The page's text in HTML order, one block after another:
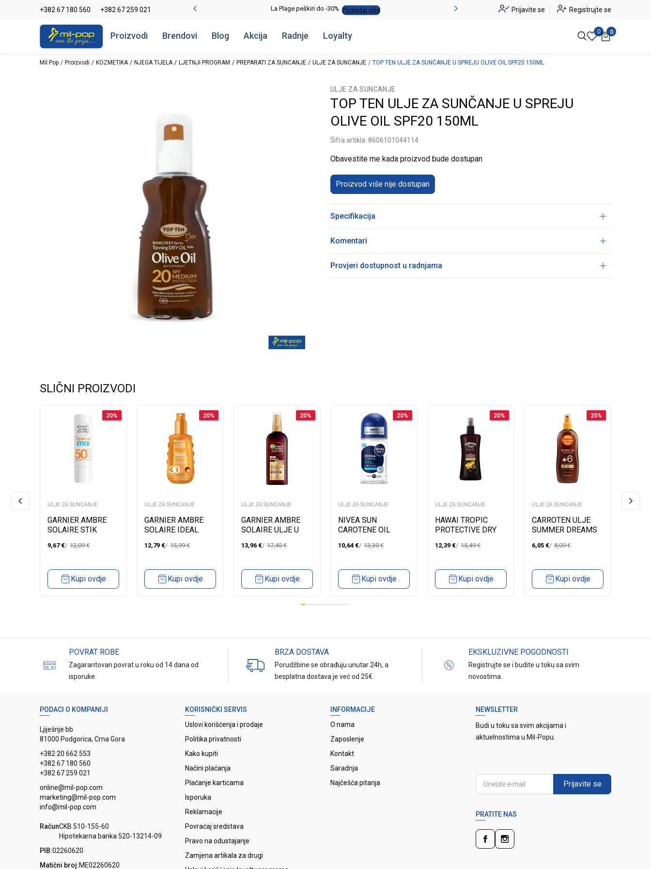
+382 67 180 560 +382 67 259 021
-20% na kompletan asortiman Pogledaj više La Plage peškiri do -30% Pogledaj više Alma Ras do -50% Pogledaj više
Prijavite se Registrujte se
Proizvodi Brendovi Blog Akcija Radnje Loyalty 0 0
Mil Pop Proizvodi KOZMETIKA NJEGA TIJELA LJETNJI PROGRAM PREPARATI ZA SUNCANJE ULJE ZA SUNCANJE TOP TEN ULJE ZA SUNČANJE U SPREJU OLIVE OIL SPF20 150ML
ULJE ZA SUNCANJE
TOP TEN ULJE ZA SUNČANJE U SPREJU
OLIVE OIL SPF20 150ML
Šifra artikla: 8606101044114
Obavestite me kada proizvod bude dostupan
Proizvod više nije dostupan
Specifikacija
Komentari
Provjeri dostupnost u radnjama
SLIČNI PROIZVODI
20%
ULJE ZA SUNCANJE
GARNIER AMBRE
SOLAIRE STIK
9,67 € 12,09€
Kupi ovdje
20%
ULJE ZA SUNCANJE
GARNIER AMBRE
SOLAIRE IDEAL
SPRAY SPF 30
12,79 € 15,99€
Kupi ovdje
20%
ULJE ZA SUNCANJE
GARNIER AMBRE
SOLAIRE ULJE U
150ML
13,96 € 17,45€
Kupi ovdje
20%
ULJE ZA SUNCANJE
NIVEA SUN
CAROTENE OIL
10,64 € 13,30€
Kupi ovdje
20%
ULJE ZA SUNCANJE
HAWAI TROPIC
PROTECTIVE DRY
200ML
12,39 € 15,49€
Kupi ovdje
25%
ULJE ZA SUNCANJE
CARROTEN ULJE
SUMMER DREAMS
6,05 € 8,09€
Kupi ovdje
ULJE ZA
POVRAT ROBE
Zagarantovan povrat u roku od 14 dana od
isporuke.
BRZA DOSTAVA
Porudžbine se obrađuju unutar 24h, a
besplatna dostava je već od 25€.
EKSKLUZIVNE POGODNOSTI
Registrujte se i budite u toku sa svim
novostima.
PODACI O KOMPANIJI
Ljiješnje bb
81000 Podgorica, Crna Gora
+382 20 662 553
+382 67 180 560
+382 67 259 021
online@mil-pop.com
marketing@mil-pop.com
info@mil-pop.com
RačunCKB 510-155-60
Hipotekarna banka 520-13214-09
PIB:02260620
Matični broj:ME02260620
KORISNIČKI SERVIS
Uslovi korišćenja i prodaje
Politika privatnosti
Kako kupiti
Načini plaćanja
Plaćanje karticama
Isporuka
Reklamacije
Povraćaj sredstava
Pravo na odustajanje
Zamjena artikala za drugi
INFORMACIJE
O nama
Zaposlenje
Kontakt
Saradnja
Najčešća pitanja
NEWSLETTER
Budi u toku sa svim akcijama i
aktuelnostima u Mil-Popu.
Prijavite se
PRATITE NAS